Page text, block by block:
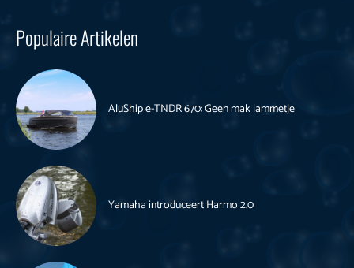
Populaire Artikelen
AluShip e-TNDR 670: Geen mak lammetje
Yamaha introduceert Harmo 2.0